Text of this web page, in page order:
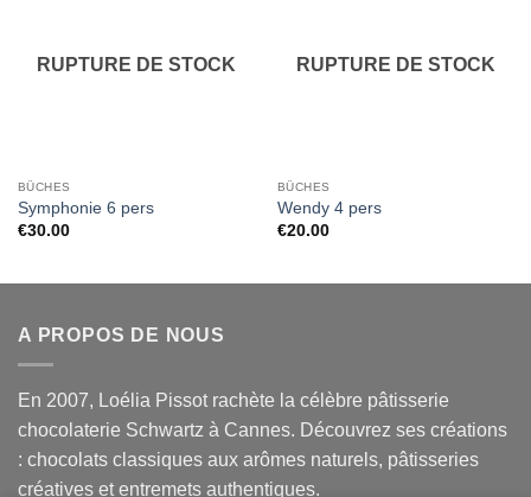
RUPTURE DE STOCK
BÛCHES
Symphonie 6 pers
€30.00
RUPTURE DE STOCK
BÛCHES
Wendy 4 pers
€20.00
A PROPOS DE NOUS
En 2007, Loélia Pissot rachète la célèbre pâtisserie
chocolaterie Schwartz à Cannes. Découvrez ses créations
: chocolats classiques aux arômes naturels, pâtisseries
créatives et entremets authentiques.